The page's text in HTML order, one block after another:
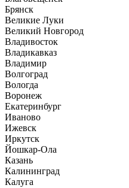
Брянск
Великие Луки
Великий Новгород
Владивосток
Владикавказ
Владимир
Волгоград
Вологда
Воронеж
Екатеринбург
Иваново
Ижевск
Иркутск
Йошкар-Ола
Казань
Калининград
Калуга